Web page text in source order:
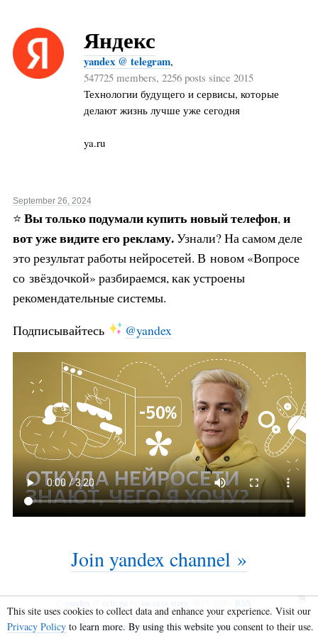
Яндекс
yandex @ telegram,
547725 members, 2256 posts since 2015
Технологии будущего и сервисы, которые
делают жизнь лучше уже сегодня
ya.ru
September 26, 2024
⭐️ Вы только подумали купить новый телефон,и
вот уже видите его рекламу.Узнали? На самом деле
это результат работы нейросетей. В новом «Вопросе
со звёздочкой» разбираемся, как устроены
рекомендательные системы.
Подписывайтесь
@yandex
Join yandex channel »
yandex tele.ga success story
RSS
Веб-трансляция твоего телеграм канала!
This site uses cookies to collect data and enhance your experience. Visit our
Privacy Policy to learn more. By using this website you consent to their use.